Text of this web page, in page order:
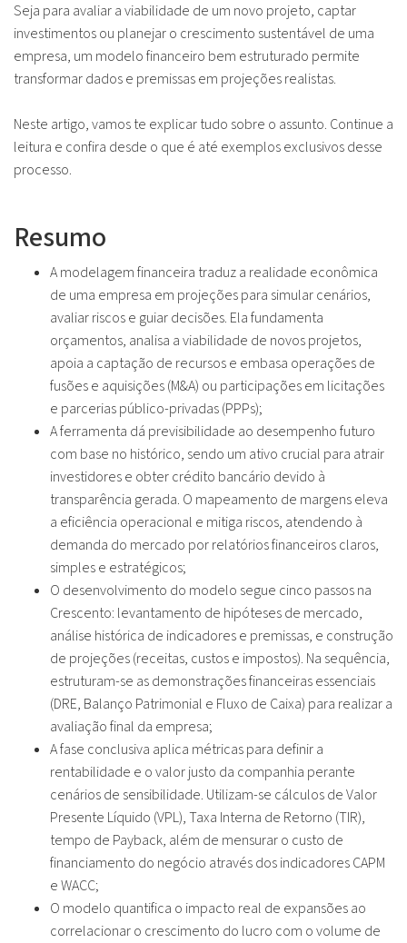
Seja para avaliar a viabilidade de um novo projeto, captar
investimentos ou planejar o crescimento sustentável de uma
empresa, um modelo financeiro bem estruturado permite
transformar dados e premissas em projeções realistas.
Neste artigo, vamos te explicar tudo sobre o assunto. Continue a
leitura e confira desde o que é até exemplos exclusivos desse
processo.
Resumo
A modelagem financeira traduz a realidade econômica
de uma empresa em projeções para simular cenários,
avaliar riscos e guiar decisões. Ela fundamenta
orçamentos, analisa a viabilidade de novos projetos,
apoia a captação de recursos e embasa operações de
fusões e aquisições (M&A) ou participações em licitações
e parcerias público-privadas (PPPs);
A ferramenta dá previsibilidade ao desempenho futuro
com base no histórico, sendo um ativo crucial para atrair
investidores e obter crédito bancário devido à
transparência gerada. O mapeamento de margens eleva
a eficiência operacional e mitiga riscos, atendendo à
demanda do mercado por relatórios financeiros claros,
simples e estratégicos;
O desenvolvimento do modelo segue cinco passos na
Crescento: levantamento de hipóteses de mercado,
análise histórica de indicadores e premissas, e construção
de projeções (receitas, custos e impostos). Na sequência,
estruturam-se as demonstrações financeiras essenciais
(DRE, Balanço Patrimonial e Fluxo de Caixa) para realizar a
avaliação final da empresa;
A fase conclusiva aplica métricas para definir a
rentabilidade e o valor justo da companhia perante
cenários de sensibilidade. Utilizam-se cálculos de Valor
Presente Líquido (VPL), Taxa Interna de Retorno (TIR),
tempo de Payback, além de mensurar o custo de
financiamento do negócio através dos indicadores CAPM
e WACC;
O modelo quantifica o impacto real de expansões ao
correlacionar o crescimento do lucro com o volume de